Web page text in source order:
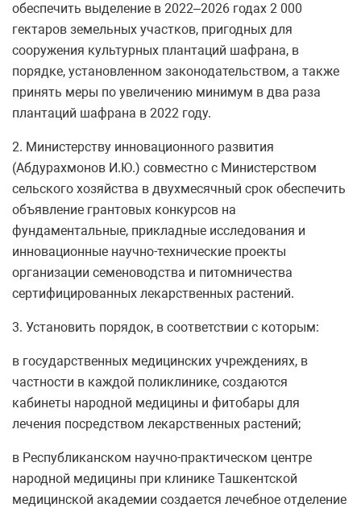
обеспечить выделение в 2022–2026 годах 2 000
гектаров земельных участков, пригодных для
сооружения культурных плантаций шафрана, в
порядке, установленном законодательством, а также
принять меры по увеличению минимум в два раза
плантаций шафрана в 2022 году.
2. Министерству инновационного развития
(Абдурахмонов И.Ю.) совместно с Министерством
сельского хозяйства в двухмесячный срок обеспечить
объявление грантовых конкурсов на
фундаментальные, прикладные исследования и
инновационные научно-технические проекты
организации семеноводства и питомничества
сертифицированных лекарственных растений.
3. Установить порядок, в соответствии с которым:
в государственных медицинских учреждениях, в
частности в каждой поликлинике, создаются
кабинеты народной медицины и фитобары для
лечения посредством лекарственных растений;
в Республиканском научно-практическом центре
народной медицины при клинике Ташкентской
медицинской академии создается лечебное отделение